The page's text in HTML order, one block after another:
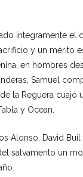
íntegramente el
y un mérito
en hombres
Samuel
la Reguera cuajó
y Ocean.
Alonso, David Buil
salvamento un